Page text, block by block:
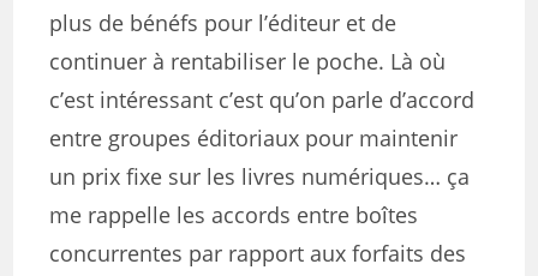
plus de bénéfs pour l’éditeur et de
continuer à rentabiliser le poche. Là où
c’est intéressant c’est qu’on parle d’accord
entre groupes éditoriaux pour maintenir
un prix fixe sur les livres numériques… ça
me rappelle les accords entre boîtes
concurrentes par rapport aux forfaits des